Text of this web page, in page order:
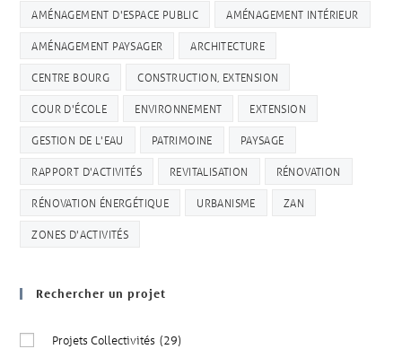
AMÉNAGEMENT D'ESPACE PUBLIC AMÉNAGEMENT INTÉRIEUR
AMÉNAGEMENT PAYSAGER ARCHITECTURE
CENTRE BOURG CONSTRUCTION, EXTENSION
COUR D'ÉCOLE ENVIRONNEMENT EXTENSION
GESTION DE L'EAU PATRIMOINE PAYSAGE
RAPPORT D'ACTIVITÉS REVITALISATION RÉNOVATION
RÉNOVATION ÉNERGÉTIQUE URBANISME ZAN
ZONES D'ACTIVITÉS
Rechercher un projet
Projets Collectivités (29)